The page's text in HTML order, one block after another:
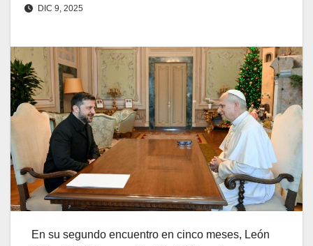
DIC 9, 2025
En su segundo encuentro en cinco meses, León